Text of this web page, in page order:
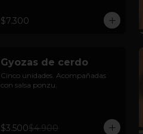
$7.300
Gyozas de cerdo
Cinco unidades. Acompañadas
con salsa ponzu.
$3.500$4.900